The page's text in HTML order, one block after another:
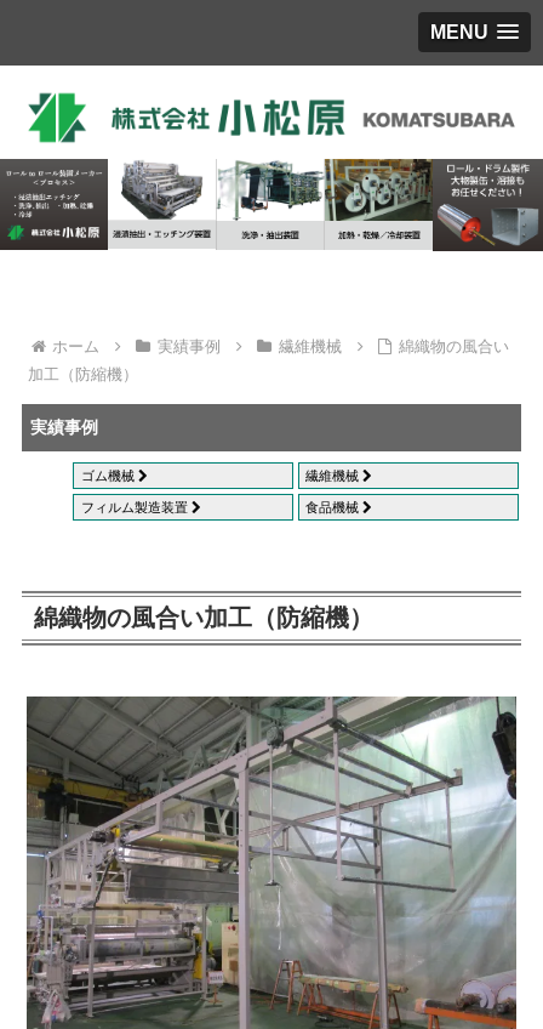
MENU
ホーム 実績事例 繊維機械
綿織物の風合い
加工（防縮機）
実績事例
ゴム機械 繊維機械
フィルム製造装置 食品機械
綿織物の風合い加工（防縮機）